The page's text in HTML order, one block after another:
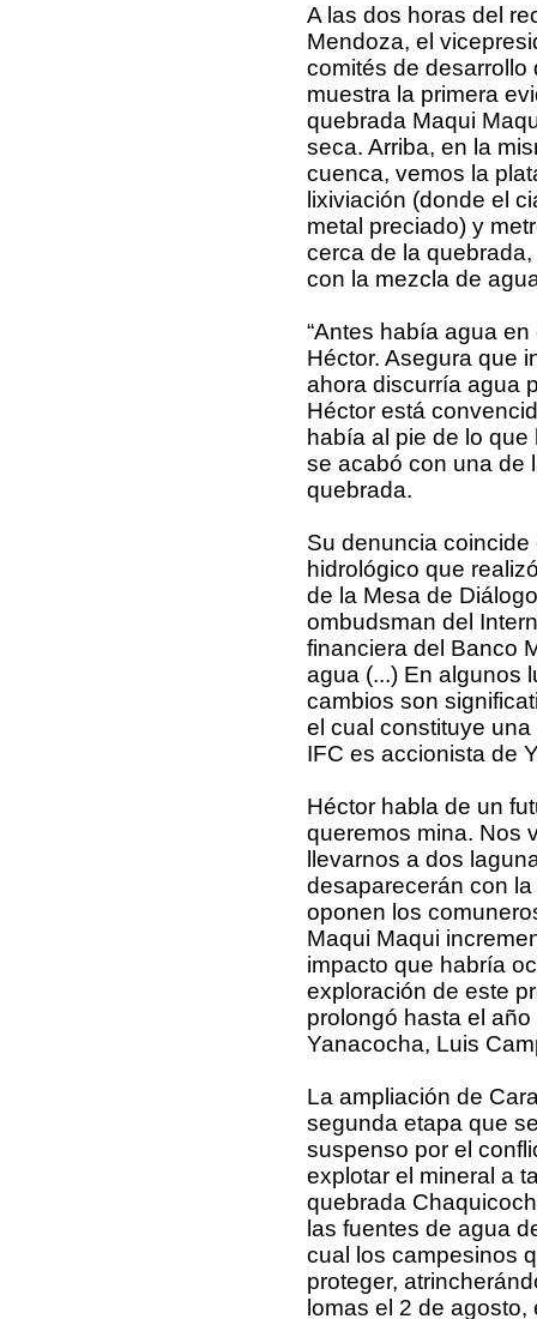
A las dos horas del
Mendoza, el
comités de desarrollo
muestra la primera
quebrada Maqui
seca. Arriba, en la
cuenca, vemos la
lixiviación (donde el
metal preciado) y
cerca de la
con la mezcla de
“Antes había agua
Héctor. Asegura que
ahora discurría agua
Héctor está
había al pie de lo
se acabó con una de
quebrada.
Su denuncia
hidrológico que
de la Mesa de
ombudsman del
financiera del Banco
agua (...) En algunos
cambios son
el cual constituye
IFC es accionista de
Héctor habla de un
queremos mina. Nos
llevarnos a dos
desaparecerán con
oponen los
Maqui Maqui
impacto que habría
exploración de este
prolongó hasta el
Yanacocha, Luis
La ampliación de
segunda etapa que
suspenso por el
explotar el mineral a
quebrada
las fuentes de agua
cual los campesinos
proteger,
lomas el 2 de agosto,